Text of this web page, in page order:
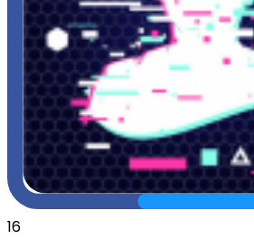
16